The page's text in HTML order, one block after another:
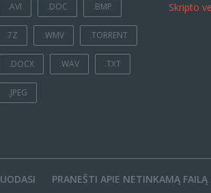
.AVI .DOC .BMP
.7Z .WMV .TORRENT
.DOCX .WAV .TXT
.JPEG
Skripto
PRANEŠTI APIE NETINKAMĄ